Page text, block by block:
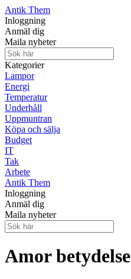
Antik Them
Inloggning
Anmäl dig
Maila nyheter
Kategorier
Lampor
Energi
Temperatur
Underhåll
Uppmuntran
Köpa och sälja
Budget
IT
Tak
Arbete
Antik Them
Inloggning
Anmäl dig
Maila nyheter
Amor betydelse